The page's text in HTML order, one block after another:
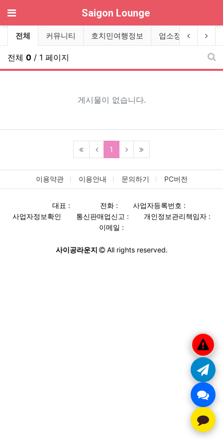
Saigon Lounge
전체게시물 그룹 목록
전체 커뮤니티 호치민여행정보 업소정보 풀빌
이전 그룹
다
전체 0 / 1 페이지
새
게시물이 없습니다.
1 (current)
이용약관 이용안내 문의하기 PC버전
대표 : 전화 :
사업자등록번호 :
사업자정보확인
통신판매업신고 :
개인정보관리책임자 :
이메일 :
사이공라운지 All rights reserved.